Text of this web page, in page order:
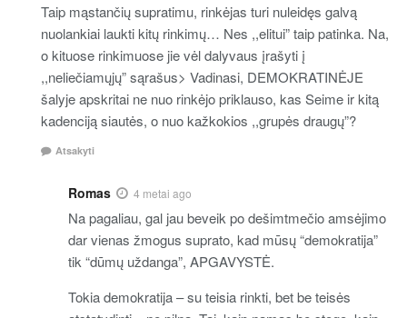
Taip mąstančių supratimu, rinkėjas turi nuleidęs galvą
nuolankiai laukti kitų rinkimų… Nes ,,elitui” taip patinka. Na,
o kituose rinkimuose jie vėl dalyvaus įrašyti į
,,neliečiamųjų” sąrašus> Vadinasi, DEMOKRATINĖJE
šalyje apskritai ne nuo rinkėjo priklauso, kas Seime ir kitą
kadenciją siautės, o nuo kažkokios ,,grupės draugų”?
Atsakyti
Romas 4 metai ago
Na pagaliau, gal jau beveik po dešimtmečio amsėjimo
dar vienas žmogus suprato, kad mūsų “demokratija”
tik “dūmų uždanga”, APGAVYSTĖ.
Tokia demokratija – su teisia rinkti, bet be teisės